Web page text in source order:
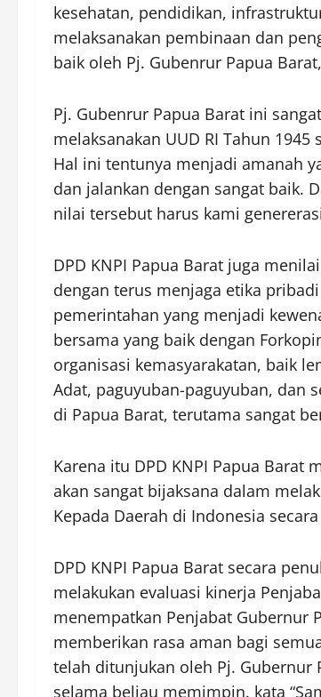
kesehatan, pendidikan,
melaksanakan pembinaan dan
baik oleh Pj. Gubenrur Papua
Pj. Gubenrur Papua Barat ini
melaksanakan UUD RI Tahun
Hal ini tentunya menjadi amanah
dan jalankan dengan sangat baik.
nilai tersebut harus kami
DPD KNPI Papua Barat juga
dengan terus menjaga etika
pemerintahan yang menjadi
bersama yang baik dengan
organisasi kemasyarakatan, baik
Adat, paguyuban-paguyuban, dan
di Papua Barat, terutama sangat
Karena itu DPD KNPI Papua Barat
akan sangat bijaksana dalam
Kepada Daerah di Indonesia
DPD KNPI Papua Barat secara
melakukan evaluasi kinerja
menempatkan Penjabat Gubernur
memberikan rasa aman bagi
telah ditunjukan oleh Pj. Gubernur
selama beliau memimpin. kata